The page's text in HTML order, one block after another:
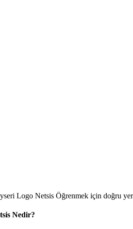
Logo Netsis Öğrenmek için doğru
Nedir?